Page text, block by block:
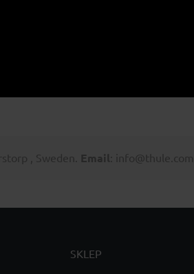
, Sweden. Email : info@thule.com.
SKLEP